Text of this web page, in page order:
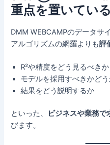
重点を置いている
DMM WEBCAMPのデータサ
アルゴリズムの網羅よりも評
R²や精度をどう見るべきか
モデルを採用すべきかど
結果をどう説明するか
といった、 ビジネスや業務で
びます。